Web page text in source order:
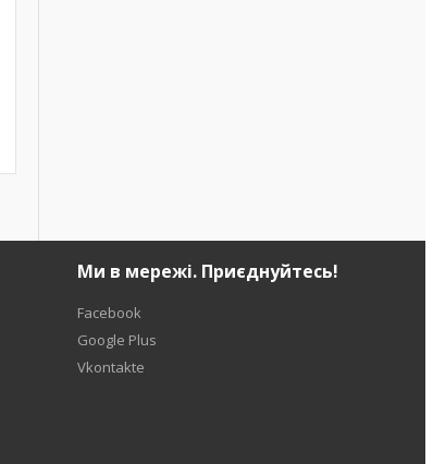
Ми в мережі. Приєднуйтесь!
Facebook
Google Plus
Vkontakte